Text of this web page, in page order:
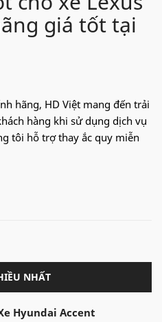
giá tốt tại
hãng, HD Việt mang đến trải
hàng khi sử dụng dịch vụ
tôi hỗ trợ thay ắc quy miễn
NHẤT
Hyundai Accent